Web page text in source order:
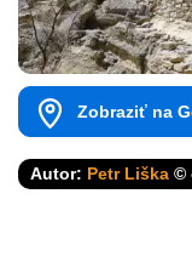
Zobraziť na
Autor: Petr Liška ©